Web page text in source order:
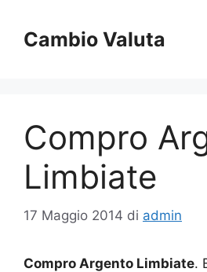
contenuto
Cambio Valuta
Compro
Limbiate
17 Maggio 2014 di admin
Compro Argento Limbiate.